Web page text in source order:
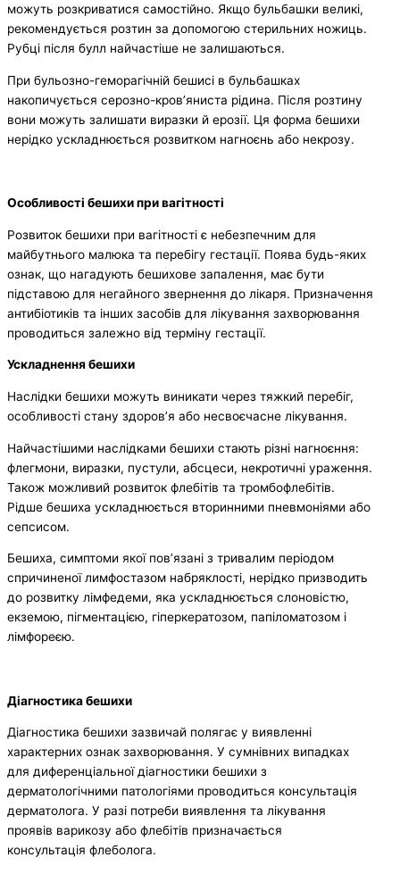
можуть розкриватися самостійно. Якщо бульбашки великі,
рекомендується розтин за допомогою стерильних ножиць.
Рубці після булл найчастіше не залишаються.
При бульозно-геморагічній бешисі в бульбашках
накопичується серозно-кров’яниста рідина. Після розтину
вони можуть залишати виразки й ерозії. Ця форма бешихи
нерідко ускладнюється розвитком нагноєнь або некрозу.
Особливості бешихи при вагітності
Розвиток бешихи при вагітності є небезпечним для
майбутнього малюка та перебігу гестації. Поява будь-яких
ознак, що нагадують бешихове запалення, має бути
підставою для негайного звернення до лікаря. Призначення
антибіотиків та інших засобів для лікування захворювання
проводиться залежно від терміну гестації.
Ускладнення бешихи
Наслідки бешихи можуть виникати через тяжкий перебіг,
особливості стану здоров’я або несвоєчасне лікування.
Найчастішими наслідками бешихи стають різні нагноєння:
флегмони, виразки, пустули, абсцеси, некротичні ураження.
Також можливий розвиток флебітів та тромбофлебітів.
Рідше бешиха ускладнюється вторинними пневмоніями або
сепсисом.
Бешиха, симптоми якої пов’язані з тривалим періодом
спричиненої лимфостазом набряклості, нерідко призводить
до розвитку лімфедеми, яка ускладнюється слоновістю,
екземою, пігментацією, гіперкератозом, папіломатозом і
лімфореєю.
Діагностика бешихи
Діагностика бешихи зазвичай полягає у виявленні
характерних ознак захворювання. У сумнівних випадках
для диференціальної діагностики бешихи з
дерматологічними патологіями проводиться консультація
дерматолога. У разі потреби виявлення та лікування
проявів варикозу або флебітів призначається
консультація флеболога.